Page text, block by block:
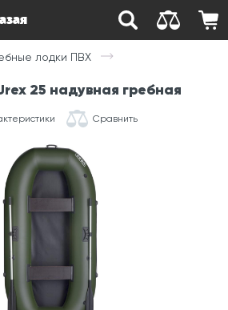
лодки ПВХ
25 надувная гребная
Сравнить